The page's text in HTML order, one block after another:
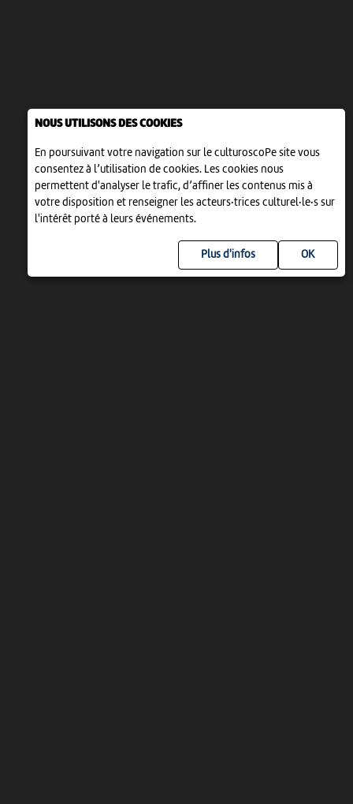
NOUS UTILISONS DES COOKIES
En poursuivant votre navigation sur le culturoscoPe site vous
consentez à l’utilisation de cookies. Les cookies nous
permettent d'analyser le trafic, d’affiner les contenus mis à
votre disposition et renseigner les acteurs·trices culturel·le·s sur
l'intérêt porté à leurs événements.
Plus d'infos